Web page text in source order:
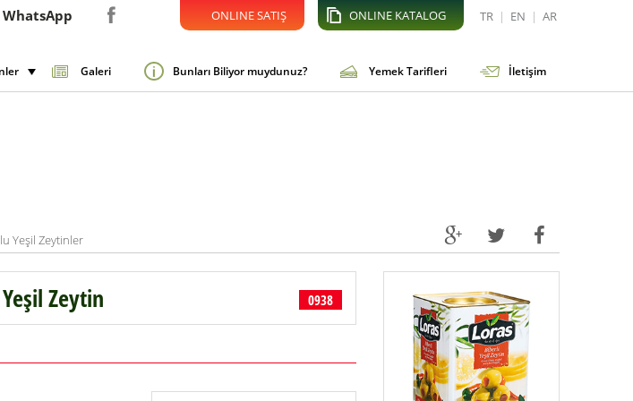
TR | EN | AR
ONLINE KATALOG
ONLINE SATIŞ
WhatsApp
Galeri Bunları Biliyor muydunuz? Yemek Tarifleri İletişim
Yeşil Zeytinler
Zeytin 0938